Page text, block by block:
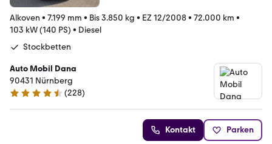
Alkoven • 7.199 mm • Bis 3.850 kg • EZ 12/2008• 72.000 km •
103 kW (140 PS) • Diesel
Stockbetten
Auto Mobil Dana
90431 Nürnberg
4.7 Sterne
(228)
Kontakt Parken